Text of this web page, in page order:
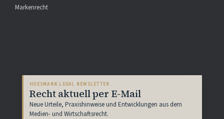
Markenrecht
HOESMANN.LEGAL NEWSLETTER
Recht aktuell per E-Mail
Neue Urteile, Praxishinweise und Entwicklungen aus dem
Medien- und Wirtschaftsrecht.